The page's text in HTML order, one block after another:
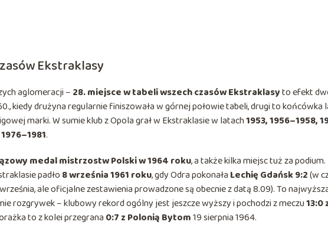
Ekstraklasy
aglomeracji – 28. miejsce w tabeli wszech czasów Ekstraklasyto efekt
kiedy drużyna regularnie finiszowała w górnej połowie tabeli, drugi to końcówka
marki. W sumie klub z Opola grał w Ekstraklasie w latach1953, 1956–1958,
.
medal mistrzostw Polski w 1964 roku, a także kilka miejsc tuż za podium.
padło 8 września 1961 roku, gdy Odra pokonała Lechię Gdańsk 9:2(w
ale oficjalne zestawienia prowadzone są obecnie z datą 8.09). To
rozgrywek – klubowy rekord ogólny jest jeszcze wyższy i pochodzi z meczu13:0
to z kolei przegrana 0:7 z Polonią Bytom19 sierpnia 1964.